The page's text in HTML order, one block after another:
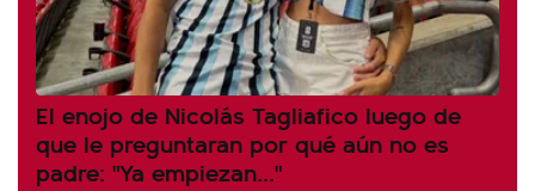
El enojo de Nicolás Tagliafico luego de
que le preguntaran por qué aún no es
padre: "Ya empiezan..."